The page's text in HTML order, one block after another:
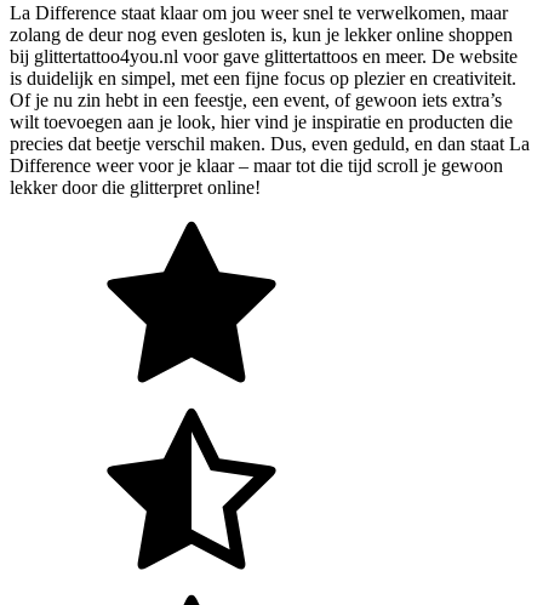
La Difference staat klaar om jou weer snel te verwelkomen, maar
zolang de deur nog even gesloten is, kun je lekker online shoppen
bij glittertattoo4you.nl voor gave glittertattoos en meer. De website
is duidelijk en simpel, met een fijne focus op plezier en creativiteit.
Of je nu zin hebt in een feestje, een event, of gewoon iets extra’s
wilt toevoegen aan je look, hier vind je inspiratie en producten die
precies dat beetje verschil maken. Dus, even geduld, en dan staat La
Difference weer voor je klaar – maar tot die tijd scroll je gewoon
lekker door die glitterpret online!